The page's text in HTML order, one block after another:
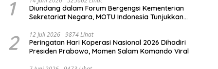
1
Diundang dalam Forum Bergengsi Kementerian
Sekretariat Negara, MOTU Indonesia Tunjukkan
2 12 Juli 2026 9874 Lihat
Peringatan Hari Koperasi Nasional 2026 Dihadiri
Presiden Prabowo, Momen Salam Komando Viral